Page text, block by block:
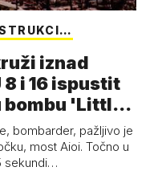
iznad
8 i 16 ispustit
bombu 'Little
bombarder, pažljivo je
most Aioi. Točno u
sekundi…